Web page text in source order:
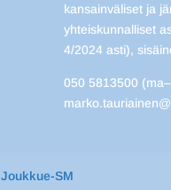
kansainväliset ja
yhteiskunnalliset
4/2024 asti),
050 5813500
Joukkue-SM